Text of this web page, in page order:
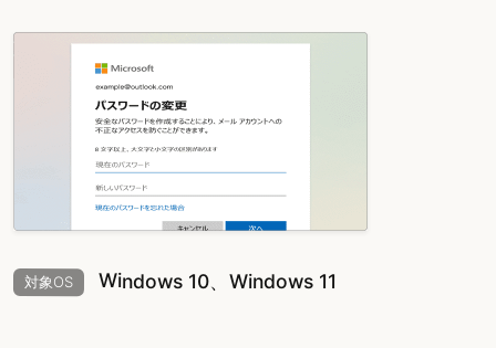
対象OS Windows 10、Windows 11